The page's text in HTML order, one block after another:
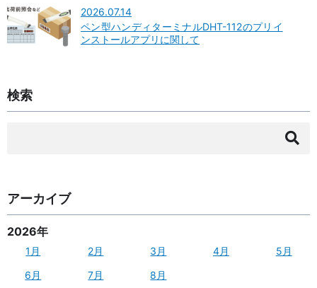
2026.07.14
ペン型ハンディターミナルDHT-112のプリイ
ンストールアプリに関して
検索
アーカイブ
2026年
1月 2月 3月 4月
5月
6月
7月 8月